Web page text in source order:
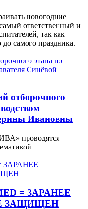
новогодние
ответственный и
так как
до самого праздника.
отборочного
Ивановны
проводятся
= ЗАРАНЕЕ
ЗАЩИЩЕН